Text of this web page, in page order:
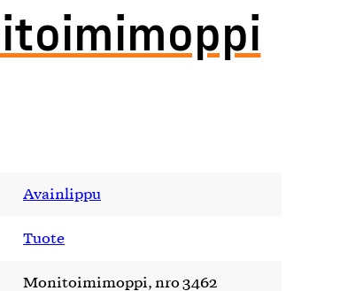
Avainlippu
Tuote
Monitoimimoppi, nro 3462